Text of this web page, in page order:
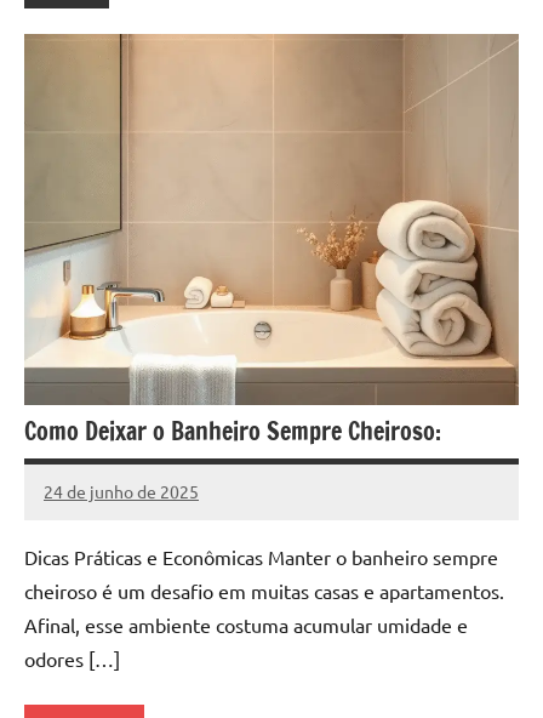
Como Deixar o Banheiro Sempre Cheiroso:
24 de junho de 2025
Silveira
Nenhum
Dicas Práticas e Econômicas Manter o banheiro sempre
cheiroso é um desafio em muitas casas e apartamentos.
Afinal, esse ambiente costuma acumular umidade e
odores […]